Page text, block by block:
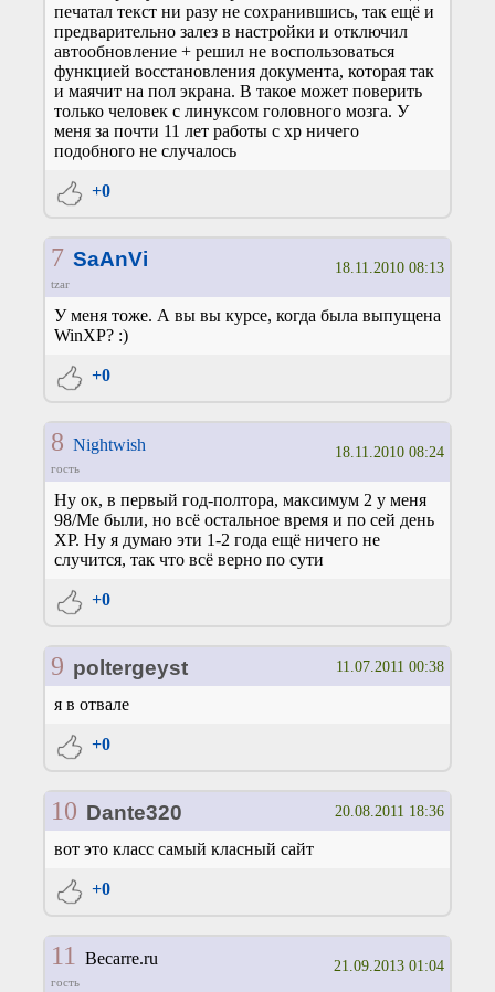
печатал текст ни разу не сохранившись, так ещё и
предварительно залез в настройки и отключил
автообновление + решил не воспользоваться
функцией восстановления документа, которая так
и маячит на пол экрана. В такое может поверить
только человек с линуксом головного мозга. У
меня за почти 11 лет работы с xp ничего
подобного не случалось
+0
7 SaAnVi
tzar
18.11.2010 08:13
У меня тоже. А вы вы курсе, когда была выпущена
WinXP? :)
+0
8 Nightwish
гость
18.11.2010 08:24
Ну ок, в первый год-полтора, максимум 2 у меня
98/Me были, но всё остальное время и по сей день
XP. Ну я думаю эти 1-2 года ещё ничего не
случится, так что всё верно по сути
+0
9 poltergeyst 11.07.2011 00:38
я в отвале
+0
10 Dante320 20.08.2011 18:36
вот это класс самый класный сайт
+0
11 Becarre.ru
гость
21.09.2013 01:04